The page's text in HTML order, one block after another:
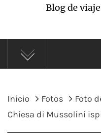
Blog de
Inicio Fotos
Foto
Chiesa di Mussolini